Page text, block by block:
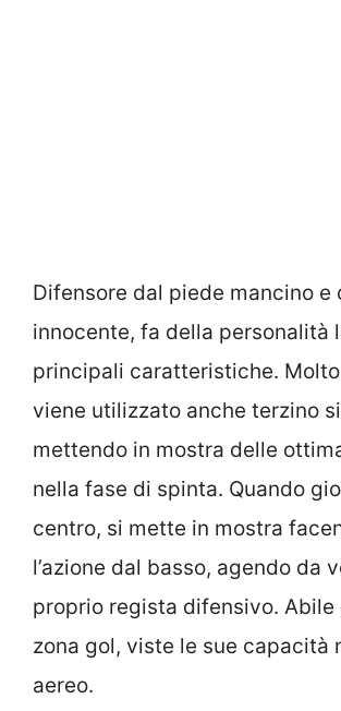
Difensore dal piede mancino e
innocente, fa della personalità
principali caratteristiche.
viene utilizzato anche terzino
mettendo in mostra delle
nella fase di spinta. Quando
centro, si mette in mostra
l’azione dal basso, agendo da
proprio regista difensivo. Abile
zona gol, viste le sue capacità
aereo.